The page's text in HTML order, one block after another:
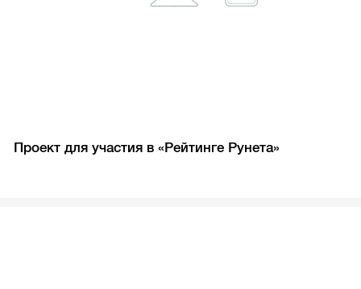
Проект для участия в «Рейтинге Рунета»